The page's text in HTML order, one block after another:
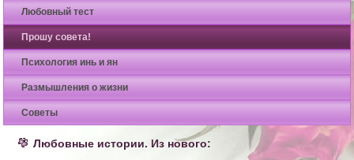
Любовный тест
Прошу совета!
Психология инь и ян
Размышления о жизни
Советы
Любовные истории. Из нового: